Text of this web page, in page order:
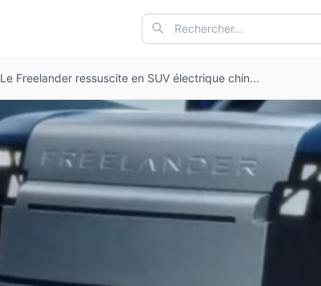
Le Freelander ressuscite en SUV électrique chin...